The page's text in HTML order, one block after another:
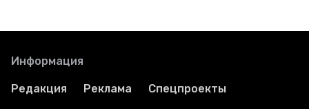
Информация
Редакция Реклама Спецпроекты